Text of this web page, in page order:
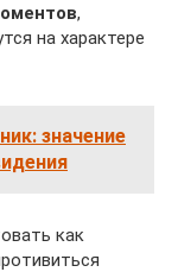
,
на характере
значение
как